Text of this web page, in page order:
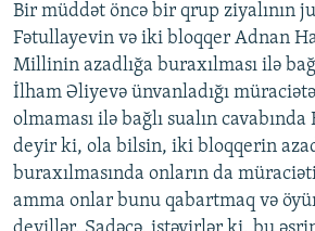
Bir müddət öncə bir qrup ziyalının
Fətullayevin və iki bloqqer Adnan
Millinin azadlığa buraxılması ilə
İlham Əliyevə ünvanladığı
olmaması ilə bağlı sualın
deyir ki, ola bilsin, iki bloqqerin
buraxılmasında onların da
amma onlar bunu qabartmaq və